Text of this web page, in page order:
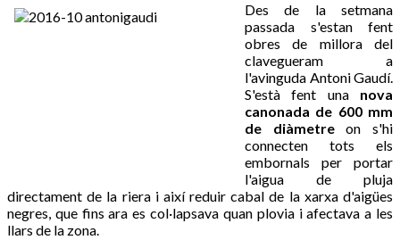
Des de la setmana
passada s'estan fent
obres de millora del
clavegueram a
l'avinguda Antoni Gaudí.
S'està fent una nova
canonada de 600 mm
de diàmetreon s'hi
connecten tots els
embornals per portar
l'aigua de pluja
directament de la riera i així reduir cabal de la xarxa d'aigües
negres, que fins ara es col·lapsava quan plovia i afectava a les
llars de la zona.